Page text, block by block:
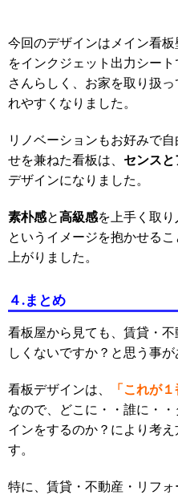
今回のデザインはメイン看
をインクジェット出力シー
さんらしく、お家を取り扱
れやすくなりました。
リノベーションもお好みで
せを兼ねた看板は、 センス
デザインになりました。
素朴感と高級感を上手く取
というイメージを抱かせる
上がりました。
４.まとめ
看板屋から見ても、賃貸・
しくないですか？と思う事が
看板デザインは、 「これが１
なので、どこに・・誰に・
インをするのか？により考
す。
特に、賃貸・不動産・リフ